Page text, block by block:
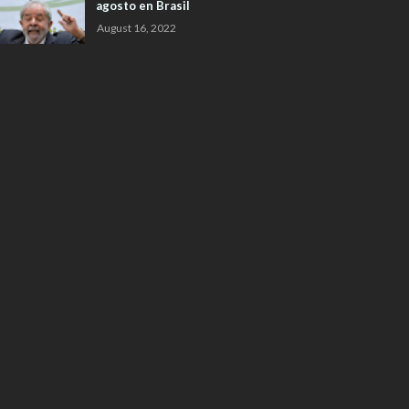
agosto en Brasil
August 16, 2022